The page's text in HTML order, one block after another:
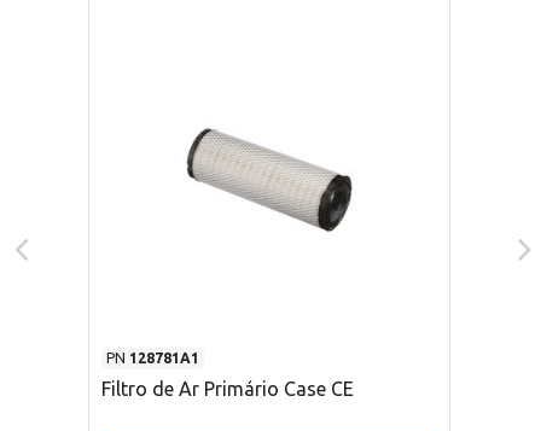
PN 128781A1
Filtro de Ar Primário Case CE